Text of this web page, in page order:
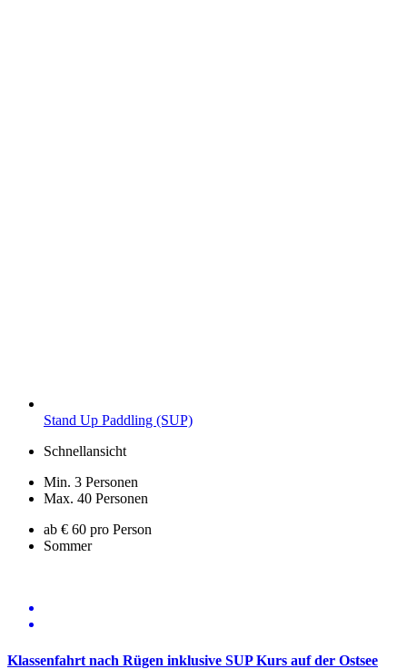
Stand Up Paddling (SUP)
Schnellansicht
Min. 3 Personen
Max. 40 Personen
ab € 60 pro Person
Sommer
Klassenfahrt nach Rügen inklusive SUP Kurs auf der Ostsee